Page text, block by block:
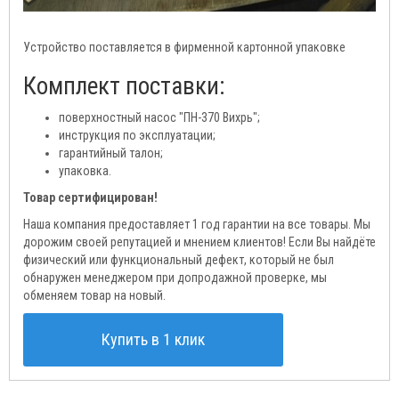
Устройство поставляется в фирменной картонной упаковке
Комплект поставки:
поверхностный насос "ПН-370 Вихрь";
инструкция по эксплуатации;
гарантийный талон;
упаковка.
Товар сертифицирован!
Наша компания предоставляет 1 год гарантии на все товары. Мы
дорожим своей репутацией и мнением клиентов! Если Вы найдёте
физический или функциональный дефект, который не был
обнаружен менеджером при допродажной проверке, мы
обменяем товар на новый.
Купить в 1 клик